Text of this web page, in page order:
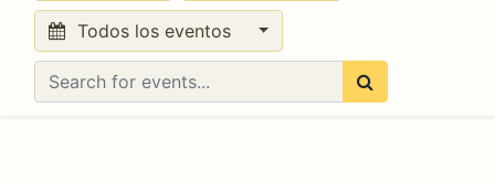
Todos los eventos